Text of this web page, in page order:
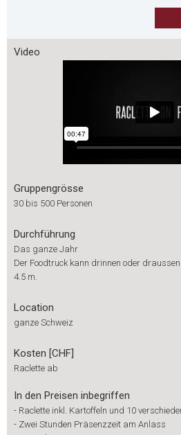
Video
Gruppengrösse
30 bis 500 Personen
Durchführung
Das ganze Jahr
Der Foodtruck kann drinnen oder
4.5 m.
Location
ganze Schweiz
Kosten [CHF]
Raclette ab
In den Preisen inbegriffen
- Raclette inkl. Kartoffeln und 10
- Zwei Stunden Präsenzzeit am Anlass